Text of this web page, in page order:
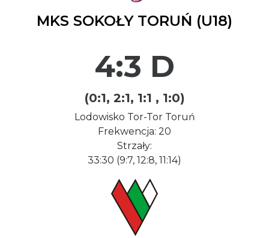
MKS SOKOŁY TORUŃ (U18)
4:3 D
(0:1, 2:1, 1:1 , 1:0)
Lodowisko Tor-Tor Toruń
Frekwencja: 20
Strzały:
33:30 (9:7, 12:8, 11:14)